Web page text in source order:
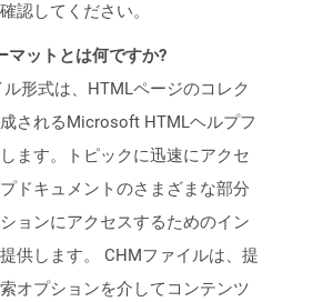
認してください。
マットとは何ですか?
形式は、HTMLページのコレク
されるMicrosoft HTMLヘルプフ
ます。トピックに迅速にアクセ
ドキュメントのさまざまな部分
ョンにアクセスするためのイン
供します。 CHMファイルは、提
オプションを介してコンテンツ